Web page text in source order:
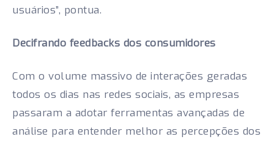
usuários”, pontua.
Decifrando feedbacks dos consumidores
Com o volume massivo de interações geradas
todos os dias nas redes sociais, as empresas
passaram a adotar ferramentas avançadas de
análise para entender melhor as percepções dos